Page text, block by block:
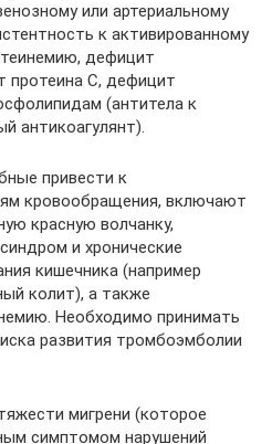
или артериальному
к активированному
дефицит
протеина С, дефицит
(антитела к
антикоагулянт).
привести к
кровообращения, включают
красную волчанку,
и хронические
кишечника (например
колит), а также
Необходимо принимать
развития тромбоэмболии
мигрени (которое
симптомом нарушений